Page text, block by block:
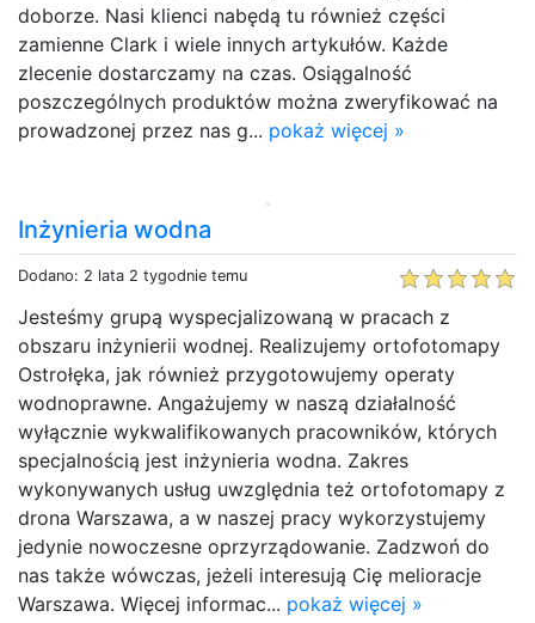
doborze. Nasi klienci nabędą tu również części
zamienne Clark i wiele innych artykułów. Każde
zlecenie dostarczamy na czas. Osiągalność
poszczególnych produktów można zweryfikować na
prowadzonej przez nas g... pokaż więcej »
Inżynieria wodna
Dodano: 2 lata 2 tygodnie temu
Jesteśmy grupą wyspecjalizowaną w pracach z
obszaru inżynierii wodnej. Realizujemy ortofotomapy
Ostrołęka, jak również przygotowujemy operaty
wodnoprawne. Angażujemy w naszą działalność
wyłącznie wykwalifikowanych pracowników, których
specjalnością jest inżynieria wodna. Zakres
wykonywanych usług uwzględnia też ortofotomapy z
drona Warszawa, a w naszej pracy wykorzystujemy
jedynie nowoczesne oprzyrządowanie. Zadzwoń do
nas także wówczas, jeżeli interesują Cię melioracje
Warszawa. Więcej informac... pokaż więcej »